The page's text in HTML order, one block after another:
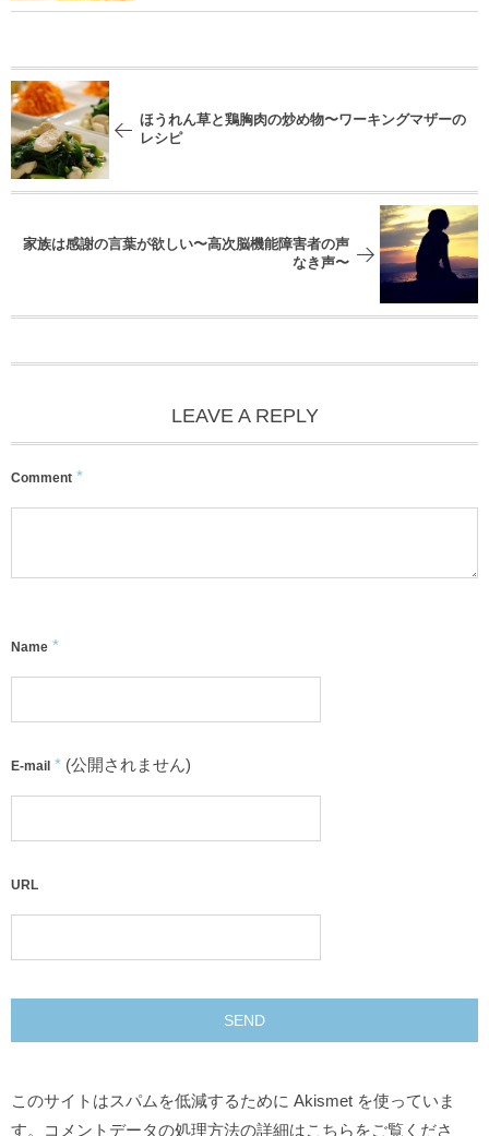
ほうれん草と鶏胸肉の炒め物〜ワーキングマザーの
レシピ
家族は感謝の言葉が欲しい〜高次脳機能障害者の声
なき声〜
LEAVE A REPLY
Comment *
Name *
E-mail * (公開されません)
URL
このサイトはスパムを低減するために Akismet を使っていま
す。
コメントデータの処理方法の詳細はこちらをご覧くださ